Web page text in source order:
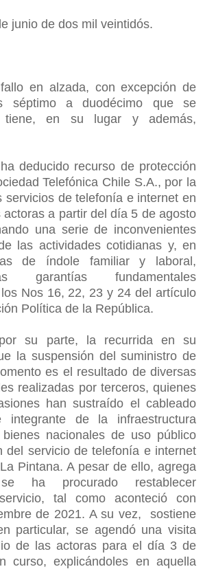
junio de dos mil veintidós.
en alzada, con excepción de
séptimo a duodécimo que se
en su lugar y además,
deducido recurso de protección
Telefónica Chile S.A., por la
servicios de telefonía e internet en
a partir del día 5 de agosto
una serie de inconvenientes
las actividades cotidianas y, en
de índole familiar y laboral,
garantías fundamentales
Nos 16, 22, 23 y 24 del artículo
Política de la República.
su parte, la recurrida en su
la suspensión del suministro de
es el resultado de diversas
realizadas por terceros, quienes
han sustraído el cableado
integrante de la infraestructura
nacionales de uso público
del servicio de telefonía e internet
Pintana. A pesar de ello, agrega
ha procurado restablecer
tal como aconteció con
de 2021. A su vez, sostiene
particular, se agendó una visita
de las actoras para el día 3 de
curso, explicándoles en aquella